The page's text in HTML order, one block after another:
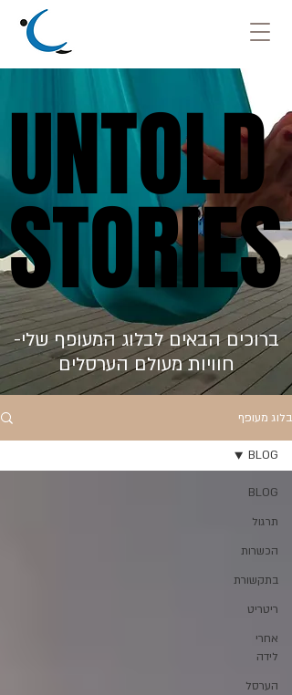
UNTOLD
STORIES
UNTOLD
STORIES
ברוכים הבאים לבלוג המעופף שלי-
חוויות מעולם הערסלים
בלוג מעופף
BLOG
תרגול
הכשרות
בתקשורת
ריטריט
אחרי
לידה
הערסל
BLOG